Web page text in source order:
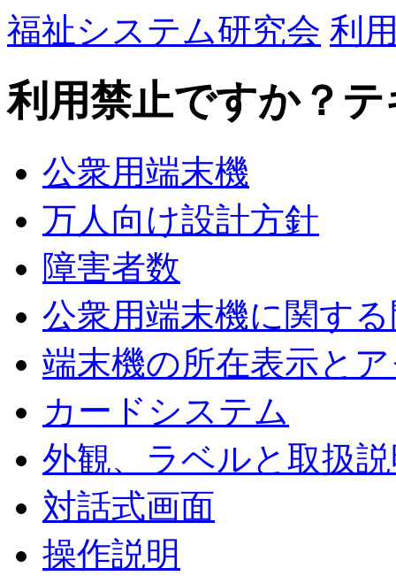
福祉システム研究会 利
利用禁止ですか？
公衆用端末機
万人向け設計方針
障害者数
公衆用端末機に関す
端末機の所在表示と
カードシステム
外観、ラベルと取扱
対話式画面
操作説明